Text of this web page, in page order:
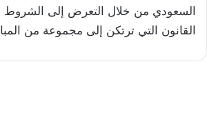
السعودي من خلال التعرض إلى الشروط
القانون التي ترتكن إلى مجموعة من